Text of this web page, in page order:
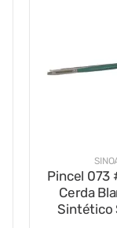
Pincel 073
Cerda
Sintético